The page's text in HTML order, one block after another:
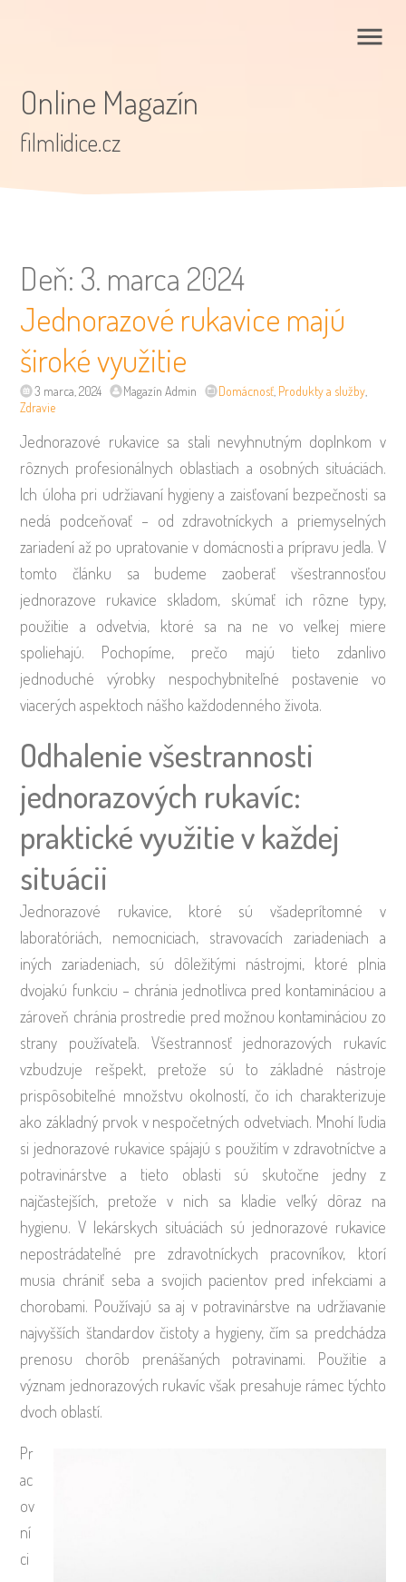
Online Magazín
filmlidice.cz
Deň: 3. marca 2024
Jednorazové rukavice majú
široké využitie
3 marca, 2024 Magazín Admin Domácnosť Produkty a služby
Zdravie
Jednorazové rukavice sa stali nevyhnutným doplnkom v
rôznych profesionálnych oblastiach a osobných situáciách.
Ich úloha pri udržiavaní hygieny a zaisťovaní bezpečnosti sa
nedá podceňovať – od zdravotníckych a priemyselných
zariadení až po upratovanie v domácnosti a prípravu jedla. V
tomto článku sa budeme zaoberať všestrannosťou
jednorazove rukavice skladom, skúmať ich rôzne typy,
použitie a odvetvia, ktoré sa na ne vo veľkej miere
spoliehajú. Pochopíme, prečo majú tieto zdanlivo
jednoduché výrobky nespochybniteľné postavenie vo
viacerých aspektoch nášho každodenného života.
Odhalenie všestrannosti
jednorazových rukavíc:
praktické využitie v každej
situácii
Jednorazové rukavice, ktoré sú všadeprítomné v
laboratóriách, nemocniciach, stravovacích zariadeniach a
iných zariadeniach, sú dôležitými nástrojmi, ktoré plnia
dvojakú funkciu – chránia jednotlivca pred kontamináciou a
zároveň chránia prostredie pred možnou kontamináciou zo
strany používateľa. Všestrannosť jednorazových rukavíc
vzbudzuje rešpekt, pretože sú to základné nástroje
prispôsobiteľné množstvu okolností, čo ich charakterizuje
ako základný prvok v nespočetných odvetviach. Mnohí ľudia
si jednorazové rukavice spájajú s použitím v zdravotníctve a
potravinárstve a tieto oblasti sú skutočne jedny z
najčastejších, pretože v nich sa kladie veľký dôraz na
hygienu. V lekárskych situáciách sú jednorazové rukavice
nepostrádateľné pre zdravotníckych pracovníkov, ktorí
musia chrániť seba a svojich pacientov pred infekciami a
chorobami. Používajú sa aj v potravinárstve na udržiavanie
najvyšších štandardov čistoty a hygieny, čím sa predchádza
prenosu chorôb prenášaných potravinami. Použitie a
význam jednorazových rukavíc však presahuje rámec týchto
dvoch oblastí.
Pr
ac
ov
ní
ci